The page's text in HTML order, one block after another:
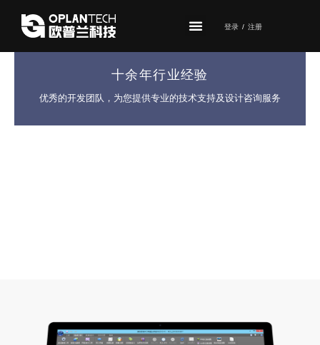
登录 / 注册
十余年行业经验
优秀的开发团队，为您提供专业的技术支持及设计咨询服务